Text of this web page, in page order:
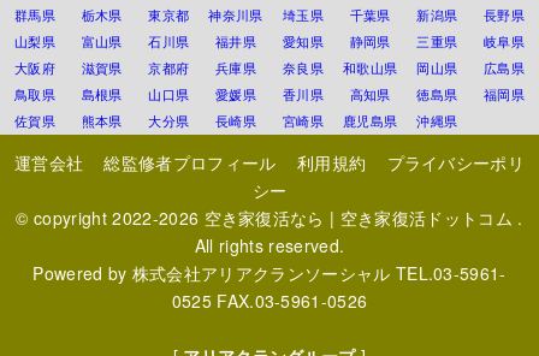
群馬県
栃木県 東京都 神奈川県 埼玉県 千葉県 新潟県
長野県
山梨県
富山県 石川県 福井県 愛知県 静岡県 三重県
岐阜県
大阪府
滋賀県 京都府 兵庫県 奈良県 和歌山県 岡山県
広島県
鳥取県
島根県 山口県 愛媛県 香川県 高知県 徳島県
福岡県
佐賀県
熊本県 大分県 長崎県 宮崎県 鹿児島県 沖縄県
運営会社 総監修者プロフィール 利用規約
プライバシーポリ
シー
© copyright 2022-2026 空き家復活なら | 空き家復活ドットコム .
All rights reserved.
Powered by 株式会社アリアクランソーシャル TEL.03-5961-
0525 FAX.03-5961-0526